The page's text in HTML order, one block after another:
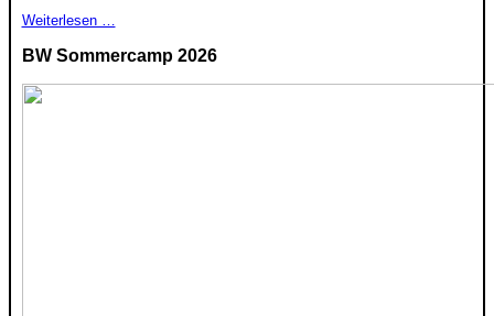
Weiterlesen …
BW Sommercamp 2026